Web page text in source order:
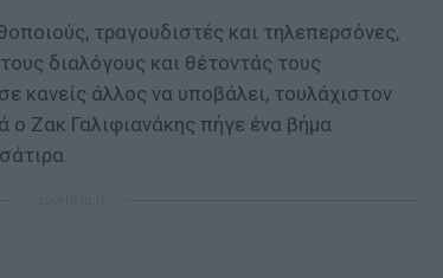
τραγουδιστές και τηλεπερσόνες,
διαλόγους και θέτοντάς τους
κανείς άλλος να υποβάλει, τουλάχιστον
ο Ζακ Γαλιφιανάκης πήγε ένα βήμα